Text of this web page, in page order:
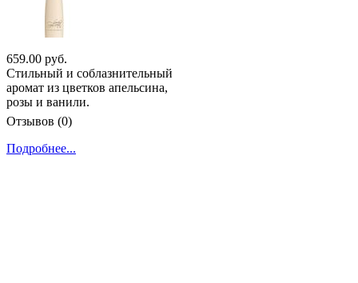
659.00 руб.
Стильный и соблазнительный
аромат из цветков апельсина,
розы и ванили.
Отзывов (0)
Подробнее...